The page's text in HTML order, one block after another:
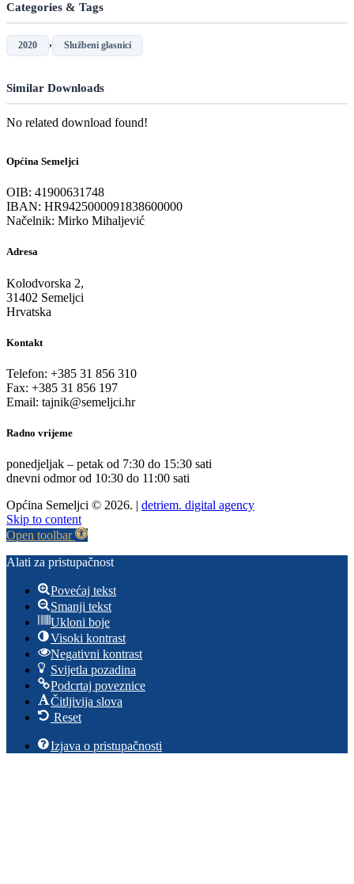
Categories & Tags
2020 , Službeni glasnici
Similar Downloads
No related download found!
Općina Semeljci
OIB: 41900631748
IBAN: HR9425000091838600000
Načelnik: Mirko Mihaljević
Adresa
Kolodvorska 2,
31402 Semeljci
Hrvatska
Kontakt
Telefon: +385 31 856 310
Fax: +385 31 856 197
Email: tajnik@semeljci.hr
Radno vrijeme
ponedjeljak – petak od 7:30 do 15:30 sati
dnevni odmor od 10:30 do 11:00 sati
Općina Semeljci © 2026. | detriem. digital agency
Skip to content
Open toolbar
Alati za pristupačnost
Povećaj tekst
Smanji tekst
Ukloni boje
Visoki kontrast
Negativni kontrast
Svijetla pozadina
Podcrtaj poveznice
Čitljivija slova
Reset
Izjava o pristupačnosti